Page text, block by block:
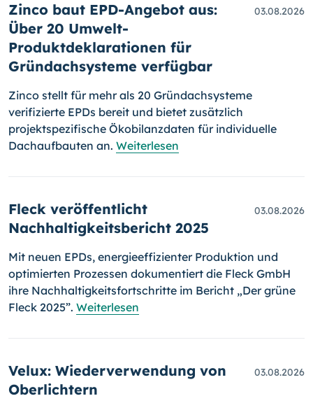
Zinco baut EPD-Angebot aus:
Über 20 Umwelt-
Produktdeklarationen für
Gründachsysteme verfügbar
03.08.2026
Zinco stellt für mehr als 20 Gründachsysteme
verifizierte EPDs bereit und bietet zusätzlich
projektspezifische Ökobilanzdaten für individuelle
Dachaufbauten an. Weiterlesen
Fleck veröffentlicht
Nachhaltigkeitsbericht 2025
03.08.2026
Mit neuen EPDs, energieeffizienter Produktion und
optimierten Prozessen dokumentiert die Fleck GmbH
ihre Nachhaltigkeitsfortschritte im Bericht „Der grüne
Fleck 2025”. Weiterlesen
Velux: Wiederverwendung von
Oberlichtern
03.08.2026